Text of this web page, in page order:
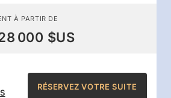
À PARTIR DE
000 $US
RÉSERVEZ VOTRE SUITE